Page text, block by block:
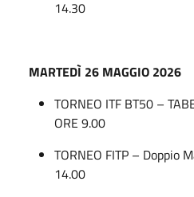
14.30
MARTEDÌ 26 MAGGIO 2026
TORNEO ITF BT50 –
ORE 9.00
TORNEO FITP – Doppio
14.00